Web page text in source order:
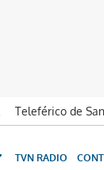
Teleférico de
TVN RADIO